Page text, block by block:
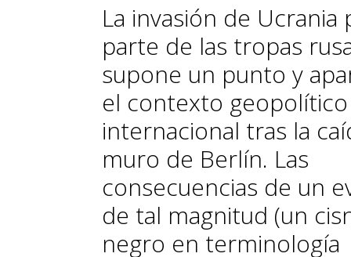
La invasión de Ucrania
parte de las tropas
supone un punto y
el contexto geopolítico
internacional tras la
muro de Berlín. Las
consecuencias de un
de tal magnitud (un
negro en terminología